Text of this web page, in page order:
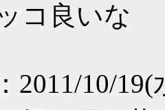
コ良いな
： 2011/10/19(